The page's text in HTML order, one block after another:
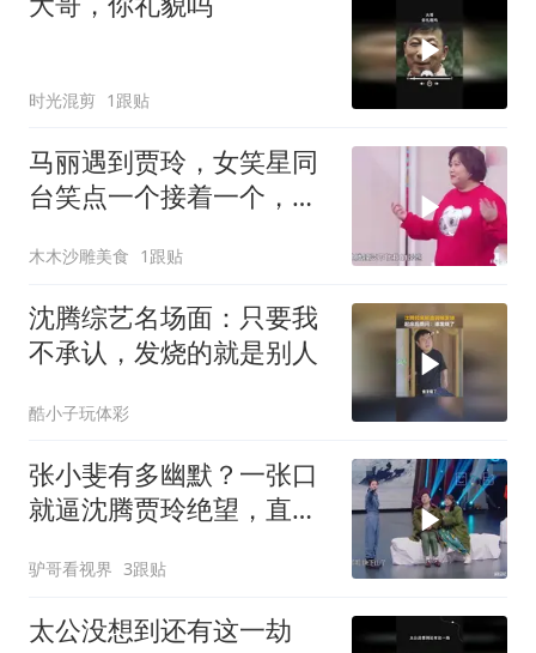
时光混剪 1跟贴
马丽遇到贾玲，女笑星同
台笑点一个接着一个，沈
木木沙雕美食 1跟贴
沈腾综艺名场面：只要我
不承认，发烧的就是别人
酷小子玩体彩
张小斐有多幽默？一张口
就逼沈腾贾玲绝望，直
驴哥看视界 3跟贴
太公没想到还有这一劫